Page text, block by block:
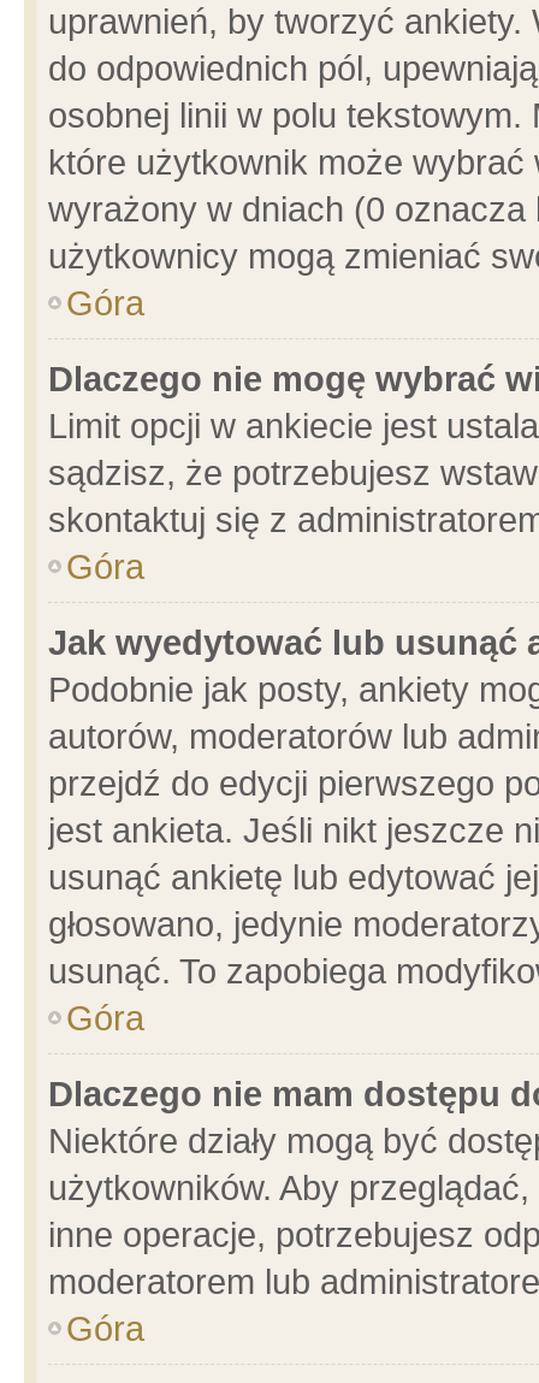
uprawnień, by tworzyć ankiety.
do odpowiednich pól,
osobnej linii w polu
które użytkownik może
wyrażony w dniach (0
użytkownicy mogą zmieniać
Góra
Dlaczego nie mogę wybrać
Limit opcji w ankiecie jest
sądzisz, że potrzebujesz
skontaktuj się z
Góra
Jak wyedytować lub usunąć
Podobnie jak posty, ankiety
autorów, moderatorów lub
przejdź do edycji pierwszego
jest ankieta. Jeśli nikt jeszcze
usunąć ankietę lub edytować
głosowano, jedynie
usunąć. To zapobiega
Góra
Dlaczego nie mam dostępu
Niektóre działy mogą być
użytkowników. Aby
inne operacje, potrzebujesz
moderatorem lub
Góra